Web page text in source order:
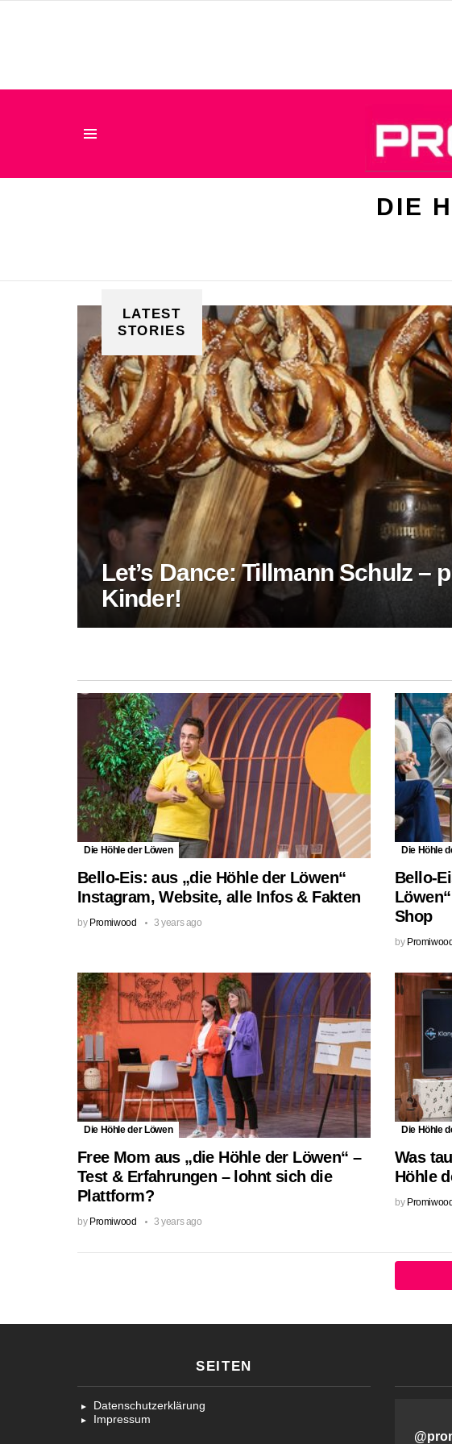
DIE
LATEST
STORIES
Let’s Dance: Tillmann Schulz –
Kinder!
Die Höhle der Löwen
Bello-Eis: aus „die Höhle der Löwen“
Instagram, Website, alle Infos & Fakten
by Promiwood 3 years ago
Die Höhle
Bello-
Shop
by
Die Höhle der Löwen
Free Mom aus „die Höhle der Löwen“ –
Test & Erfahrungen – lohnt sich die
Plattform?
by Promiwood 3 years ago
Die Höhle
Was
Höhle
by
SEITEN
Datenschutzerklärung
Impressum
@